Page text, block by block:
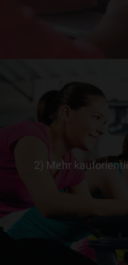
2) Mehr >